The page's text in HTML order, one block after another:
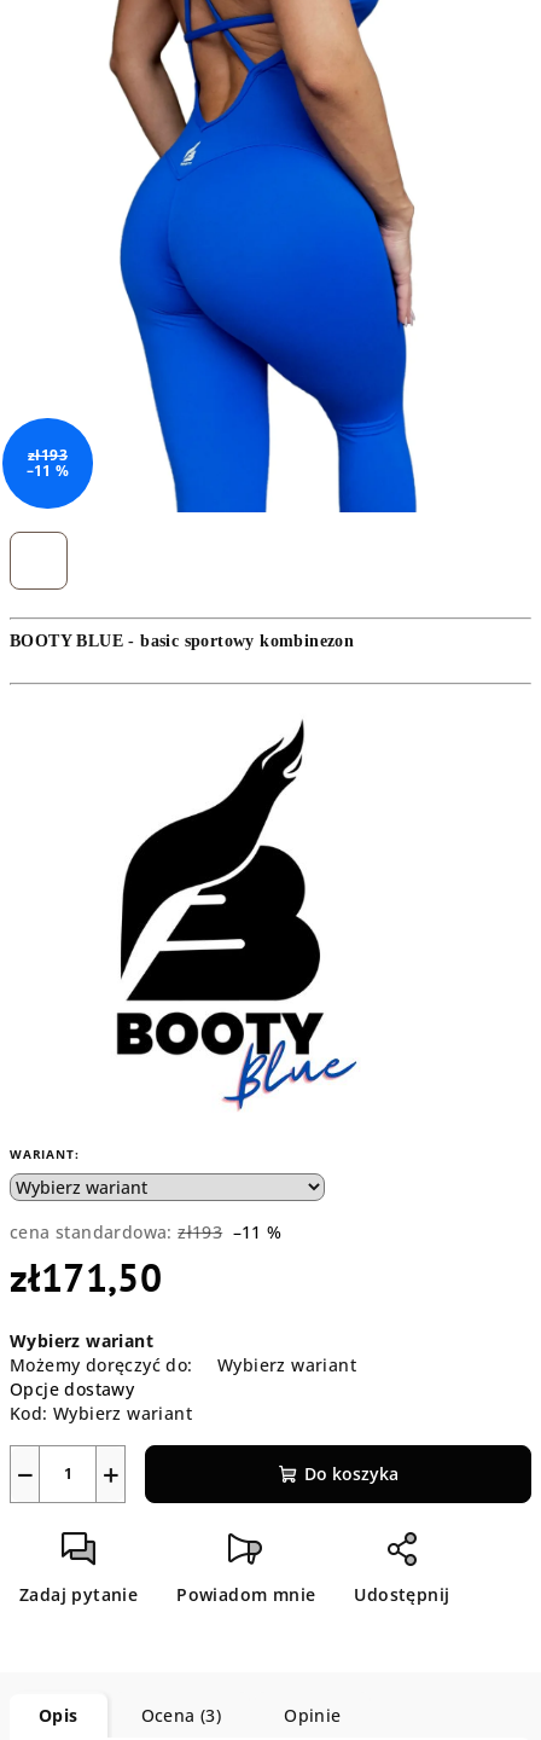
BOOTY BLUE - basic sportowy kombinezon
WARIANT:
cena standardowa: zł193 –11 %
zł171,50
jednostkowa:
Wybierz wariant
Możemy doręczyć do:
Wybierz wariant
Opcje dostawy
Kod: Wybierz wariant
+
− Do koszyka
Zadaj pytanie Powiadom mnie Udostępnij
zł193
–11 %
Opis Ocena (3) Opinie